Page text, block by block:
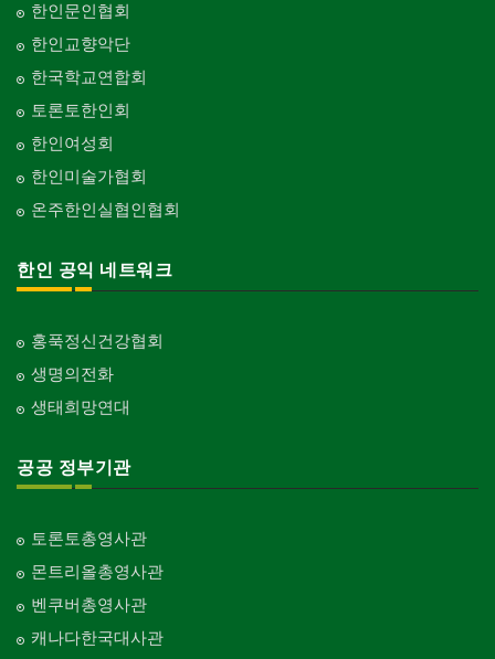
한인문인협회
한인교향악단
한국학교연합회
토론토한인회
한인여성회
한인미술가협회
온주한인실협인협회
한인 공익 네트워크
홍푹정신건강협회
생명의전화
생태희망연대
공공 정부기관
토론토총영사관
몬트리올총영사관
벤쿠버총영사관
캐나다한국대사관